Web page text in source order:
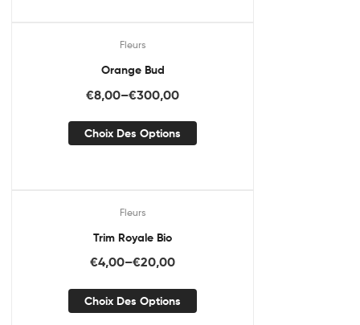
Fleurs
Orange Bud
€8,00–€300,00
Choix Des Options
Fleurs
Trim Royale Bio
€4,00–€20,00
Choix Des Options